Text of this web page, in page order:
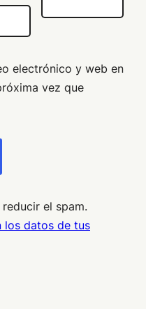
electrónico y web en
vez que
el spam.
los datos de tus